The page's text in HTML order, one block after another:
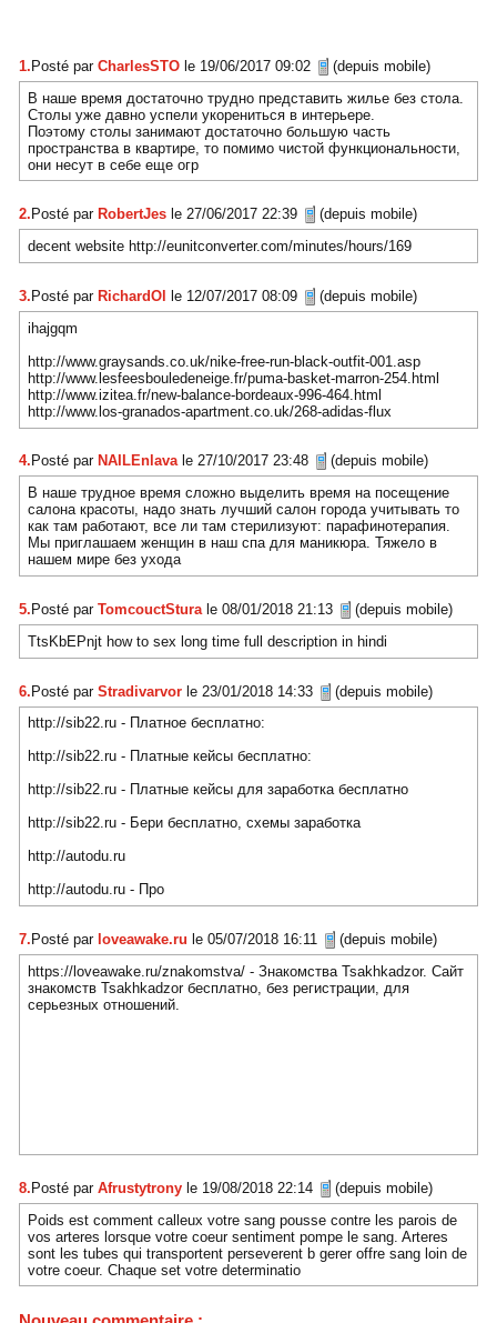
1.Posté par CharlesSTO le 19/06/2017 09:02
(depuis mobile)
В наше время достаточно трудно представить жилье без стола.
Столы уже давно успели укорениться в интерьере.
Поэтому столы занимают достаточно большую часть
пространства в квартире, то помимо чистой функциональности,
они несут в себе еще огр
2. Posté par RobertJes le 27/06/2017 22:39
(depuis mobile)
decent website http://eunitconverter.com/minutes/hours/169
3. Posté par RichardOl le 12/07/2017 08:09
(depuis mobile)
ihajgqm
http://www.graysands.co.uk/nike-free-run-black-outfit-001.asp
http://www.lesfeesbouledeneige.fr/puma-basket-marron-254.html
http://www.izitea.fr/new-balance-bordeaux-996-464.html
http://www.los-granados-apartment.co.uk/268-adidas-flux
4. Posté par NAILEnlava le 27/10/2017 23:48
(depuis mobile)
В наше трудное время сложно выделить время на посещение
салона красоты, надо знать лучший салон города учитывать то
как там работают, все ли там стерилизуют: парафинотерапия.
Мы приглашаем женщин в наш спа для маникюра. Тяжело в
нашем мире без ухода
5. Posté par TomcouctStura le 08/01/2018 21:13
(depuis mobile)
TtsKbEPnjt how to sex long time full description in hindi
6.Posté par Stradivarvor le 23/01/2018 14:33
(depuis mobile)
http://sib22.ru - Платное бесплатно:
http://sib22.ru - Платные кейсы бесплатно:
http://sib22.ru - Платные кейсы для заработка бесплатно
http://sib22.ru - Бери бесплатно, схемы заработка
http://autodu.ru
http://autodu.ru - Про
7. Posté par loveawake.ru le 05/07/2018 16:11
(depuis mobile)
https://loveawake.ru/znakomstva/ - Знакомства Tsakhkadzor. Сайт
знакомств Tsakhkadzor бесплатно, без регистрации, для
серьезных отношений.
8. Posté par Afrustytrony le 19/08/2018 22:14
(depuis mobile)
Poids est comment calleux votre sang pousse contre les parois de
vos arteres lorsque votre coeur sentiment pompe le sang. Arteres
sont les tubes qui transportent perseverent b gerer offre sang loin de
votre coeur. Chaque set votre determinatio